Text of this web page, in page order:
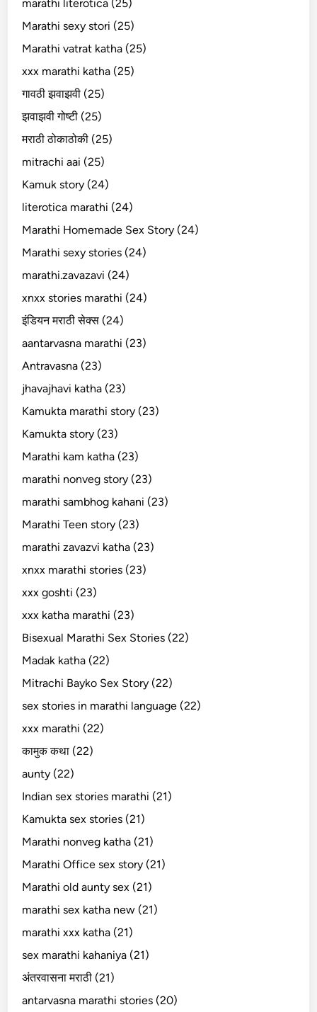
marathi literotica (25)
Marathi sexy stori (25)
Marathi vatrat katha (25)
xxx marathi katha (25)
गावठी झवाझवी (25)
झवाझवी गोष्टी (25)
मराठी ठोकाठोकी (25)
mitrachi aai (25)
Kamuk story (24)
literotica marathi (24)
Marathi Homemade Sex Story (24)
Marathi sexy stories (24)
marathi.zavazavi (24)
xnxx stories marathi (24)
इंडियन मराठी सेक्स (24)
aantarvasna marathi (23)
Antravasna (23)
jhavajhavi katha (23)
Kamukta marathi story (23)
Kamukta story (23)
Marathi kam katha (23)
marathi nonveg story (23)
marathi sambhog kahani (23)
Marathi Teen story (23)
marathi zavazvi katha (23)
xnxx marathi stories (23)
xxx goshti (23)
xxx katha marathi (23)
Bisexual Marathi Sex Stories (22)
Madak katha (22)
Mitrachi Bayko Sex Story (22)
sex stories in marathi language (22)
xxx marathi (22)
कामुक कथा (22)
aunty (22)
Indian sex stories marathi (21)
Kamukta sex stories (21)
Marathi nonveg katha (21)
Marathi Office sex story (21)
Marathi old aunty sex (21)
marathi sex katha new (21)
marathi xxx katha (21)
sex marathi kahaniya (21)
अंतरवासना मराठी (21)
antarvasna marathi stories (20)